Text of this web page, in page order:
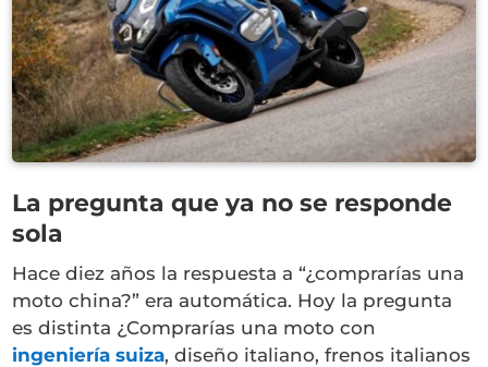
La pregunta que ya no se responde
sola
Hace diez años la respuesta a “¿comprarías una
moto china?” era automática. Hoy la pregunta
es distinta ¿Comprarías una moto con
ingeniería suiza, diseño italiano, frenos italianos